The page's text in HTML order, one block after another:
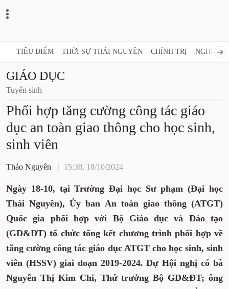
TIÊU ĐIỂM THỜI SỰ THÁI NGUYÊN CHÍNH TRỊ NGHỊ
GIÁO DỤC
Tuyển sinh
Phối hợp tăng cường công tác giáo
dục an toàn giao thông cho học sinh,
sinh viên
Thảo Nguyên 15:38, 18/10/2024
Ngày 18-10, tại Trường Đại học Sư phạm (Đại học
Thái Nguyên), Ủy ban An toàn giao thông (ATGT)
Quốc gia phối hợp với Bộ Giáo dục và Đào tạo
(GD&ĐT) tổ chức tổng kết chương trình phối hợp
về tăng cường công tác giáo dục ATGT cho học sinh,
sinh viên (HSSV) giai đoạn 2019-2024. Dự Hội nghị
có bà Nguyễn Thị Kim Chi, Thứ trưởng Bộ